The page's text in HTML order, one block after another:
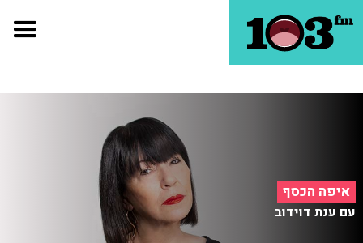
איפה הכסף
עם ענת דוידוב